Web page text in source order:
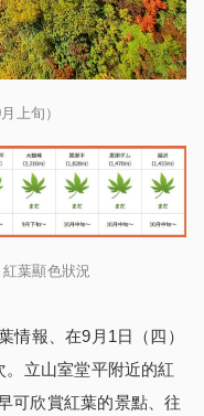
上旬）
葉顯色狀況
情報、在9月1日（四）
立山室堂平附近的紅
可欣賞紅葉的景點、往